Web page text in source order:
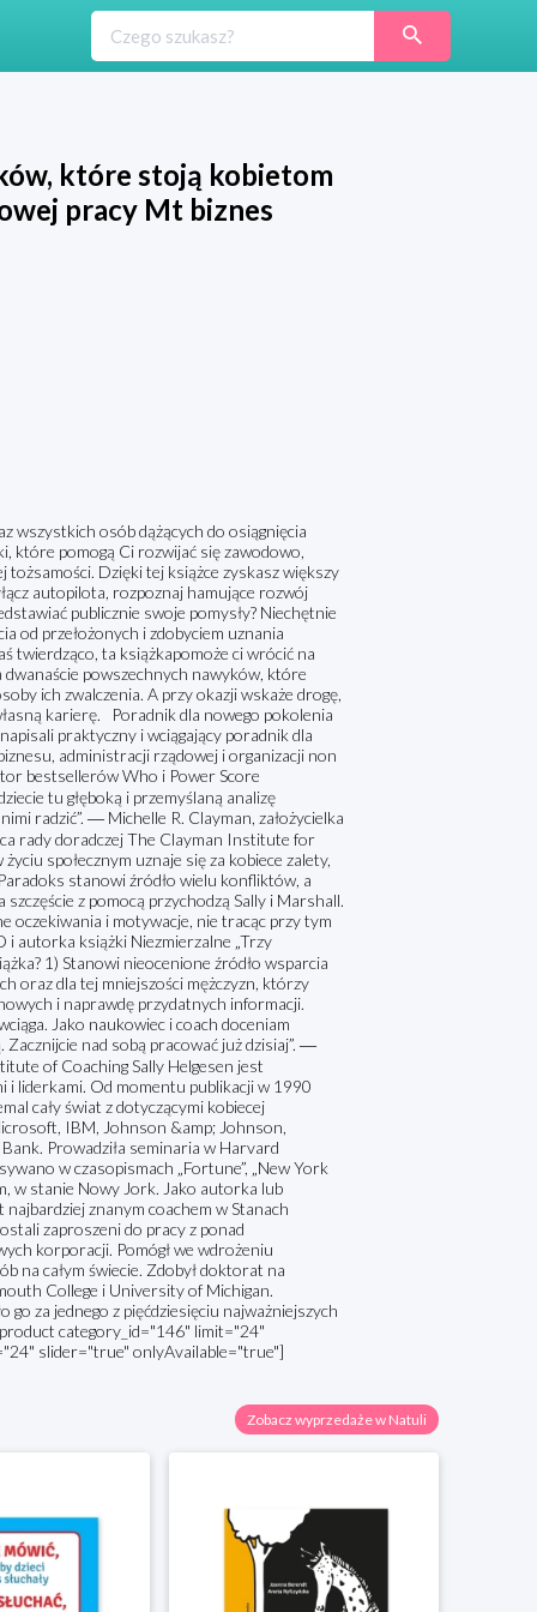
które stoją kobietom
pracy Mt biznes
wszystkich osób dążących do osiągnięcia
które pomogą Ci rozwijać się zawodowo,
tożsamości. Dzięki tej książce zyskasz większy
autopilota, rozpoznaj hamujące rozwój
publicznie swoje pomysły? Niechętnie
od przełożonych i zdobyciem uznania
twierdząco, ta książkapomoże ci wrócić na
powszechnych nawyków, które
ich zwalczenia. A przy okazji wskaże drogę,
karierę. Poradnik dla nowego pokolenia
praktyczny i wciągający poradnik dla
administracji rządowej i organizacji non
bestsellerów Who i Power Score
tu głęboką i przemyślaną analizę
radzić”. ― Michelle R. Clayman, założycielka
rady doradczej The Clayman Institute for
społecznym uznaje się za kobiece zalety,
stanowi źródło wielu konfliktów, a
z pomocą przychodzą Sally i Marshall.
oczekiwania i motywacje, nie tracąc przy tym
autorka książki Niezmierzalne „Trzy
1) Stanowi nieocenione źródło wsparcia
oraz dla tej mniejszości mężczyzn, którzy
i naprawdę przydatnych informacji.
Jako naukowiec i coach doceniam
nad sobą pracować już dzisiaj”. ―
of Coaching Sally Helgesen jest
i liderkami. Od momentu publikacji w 1990
cały świat z dotyczącymi kobiecej
IBM, Johnson &amp; Johnson,
Prowadziła seminaria w Harvard
w czasopismach „Fortune”, „New York
w stanie Nowy Jork. Jako autorka lub
znanym coachem w Stanach
zaproszeni do pracy z ponad
korporacji. Pomógł we wdrożeniu
na całym świecie. Zdobył doktorat na
College i University of Michigan.
za jednego z pięćdziesięciu najważniejszych
category_id="146" limit="24"
slider="true" onlyAvailable="true"]
Zobacz wyprzedaże w Natuli